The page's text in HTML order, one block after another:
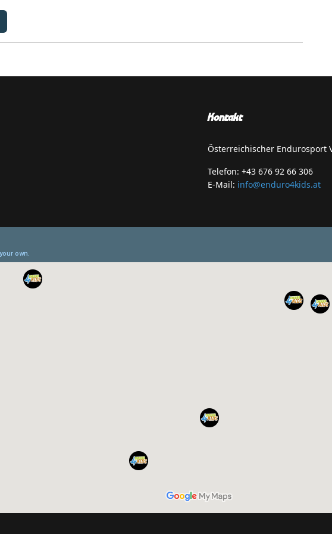
Kontakt
Österreichischer Endurosport
Telefon: +43 676 92 66 306
E-Mail: info@enduro4kids.at